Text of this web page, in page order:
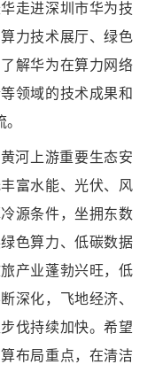
走进深圳市华为技
力技术展厅、绿色
解华为在算力网络
领域的技术成果和
河上游重要生态安
富水能、光伏、风
源条件，坐拥东数
色算力、低碳数据
产业蓬勃兴旺，低
深化，飞地经济、
伐持续加快。希望
布局重点，在清洁